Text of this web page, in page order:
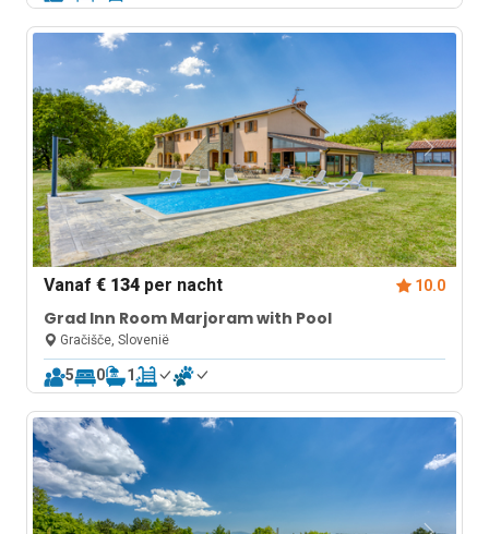
Vanaf€ 134 per nacht 10.0
Grad Inn Room Marjoram with Pool
Gračišče, Slovenië
5 0 1